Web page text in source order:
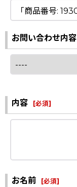
お問い合わせ内容
内容 [必須]
お名前 [必須]